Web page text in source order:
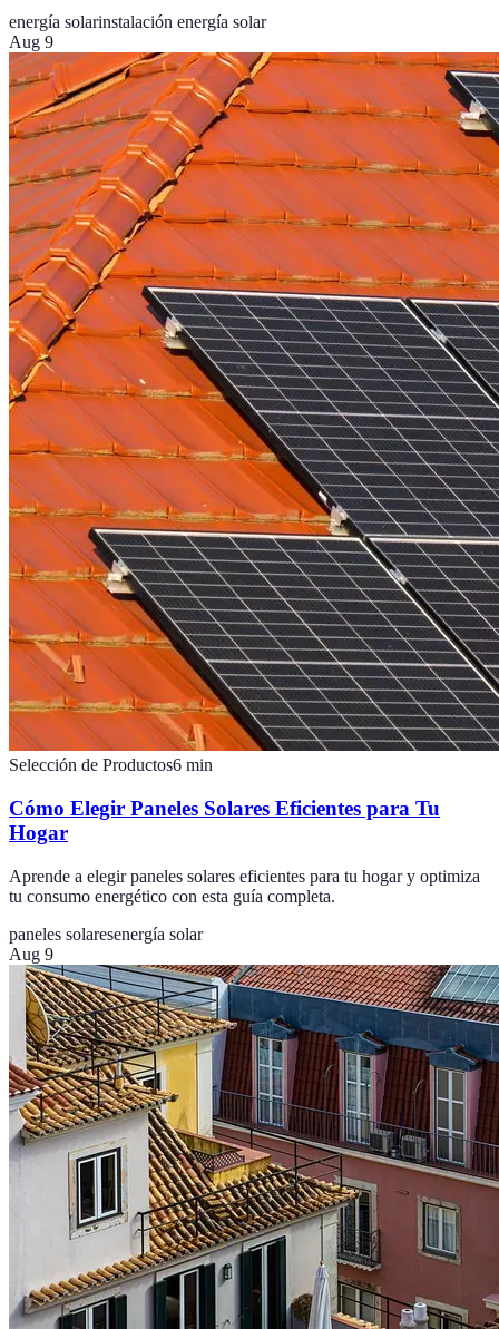
energía solarinstalación energía solar
Aug 9
Selección de Productos6 min
Cómo Elegir Paneles Solares Eficientes para Tu
Hogar
Aprende a elegir paneles solares eficientes para tu hogar y optimiza
tu consumo energético con esta guía completa.
paneles solaresenergía solar
Aug 9